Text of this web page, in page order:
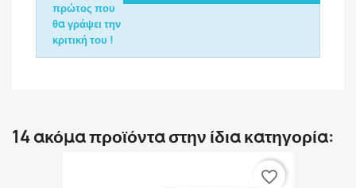
πρώτος που
θα γράψει την
κριτική του !
14 ακόμα προϊόντα στην ίδια κατηγορία:
favorite_border